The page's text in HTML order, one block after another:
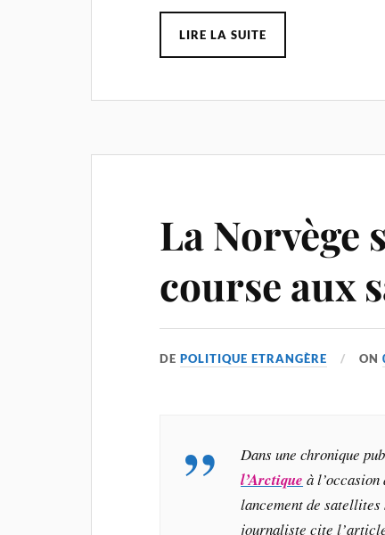
LIRE LA SUITE
La Norvège
course aux
DEPOLITIQUE ETRANGÈRE ON
Dans une chronique
l’Arctique à l’occasion
lancement de satellites
journaliste cite